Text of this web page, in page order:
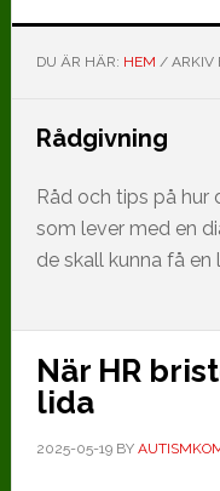
DU ÄR HÄR: HEM /ARKIV
Rådgivning
Råd och tips på
som lever med en
de skall kunna få
När HR
lida
2025-05-19BY